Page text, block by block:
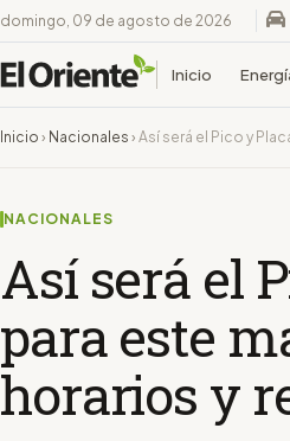
domingo, 09 de agosto de 2026
Inicio
Inicio › Nacionales › Así será el Pico y
NACIONALES
Así será el
para este
horarios y